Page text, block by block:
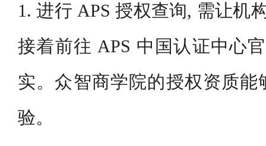
1. 进行 APS 授权查询, 需让机
接着前往 APS 中国认证中心
实。众智商学院的授权资质能
验。